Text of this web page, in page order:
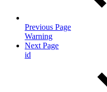
Previous Page
Warning
Next Page
id